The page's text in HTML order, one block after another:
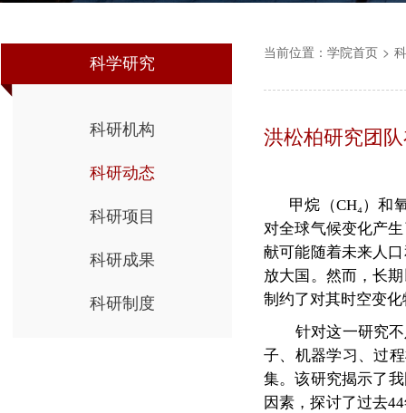
科学研究
科研机构
科研动态
科研项目
科研成果
科研制度
当前位置： 学院首页 >
洪松柏研究团
甲烷（CH₄）和
对全球气候变化产
献可能随着未来人
放大国。然而，长
制约了对其时空变
针对这一研究
子、机器学习、过
集。该研究揭示了
因素，探讨了过去